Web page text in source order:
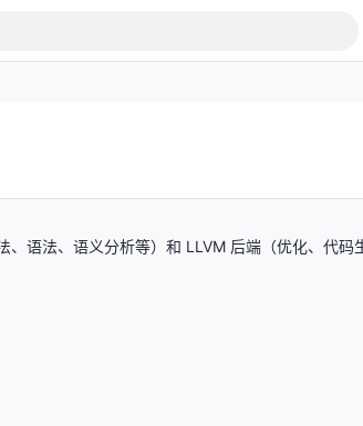
语法、语义分析等）和 LLVM 后端（优化、代码